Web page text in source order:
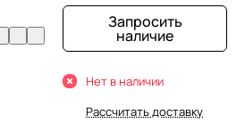
Запросить
наличие
Нет в наличии
Рассчитать доставку